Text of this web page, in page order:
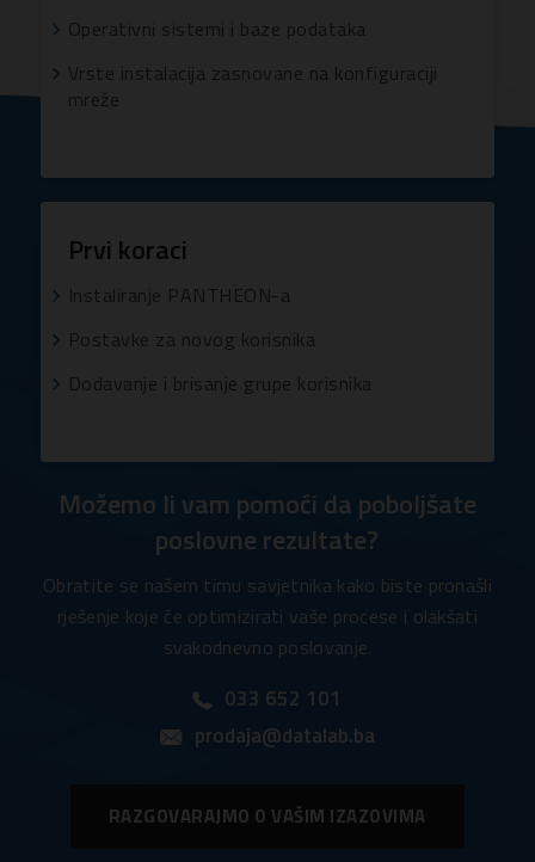
Operativni sistemi i baze podataka
Vrste instalacija zasnovane na konfiguraciji
mreže
Prvi koraci
Instaliranje PANTHEON-a
Postavke za novog korisnika
Dodavanje i brisanje grupe korisnika
Možemo li vam pomoći da poboljšate
poslovne rezultate?
Obratite se našem timu savjetnika kako biste pronašli
rješenje koje će optimizirati vaše procese i olakšati
svakodnevno poslovanje.
033 652 101
prodaja@datalab.ba
RAZGOVARAJMO O VAŠIM IZAZOVIMA